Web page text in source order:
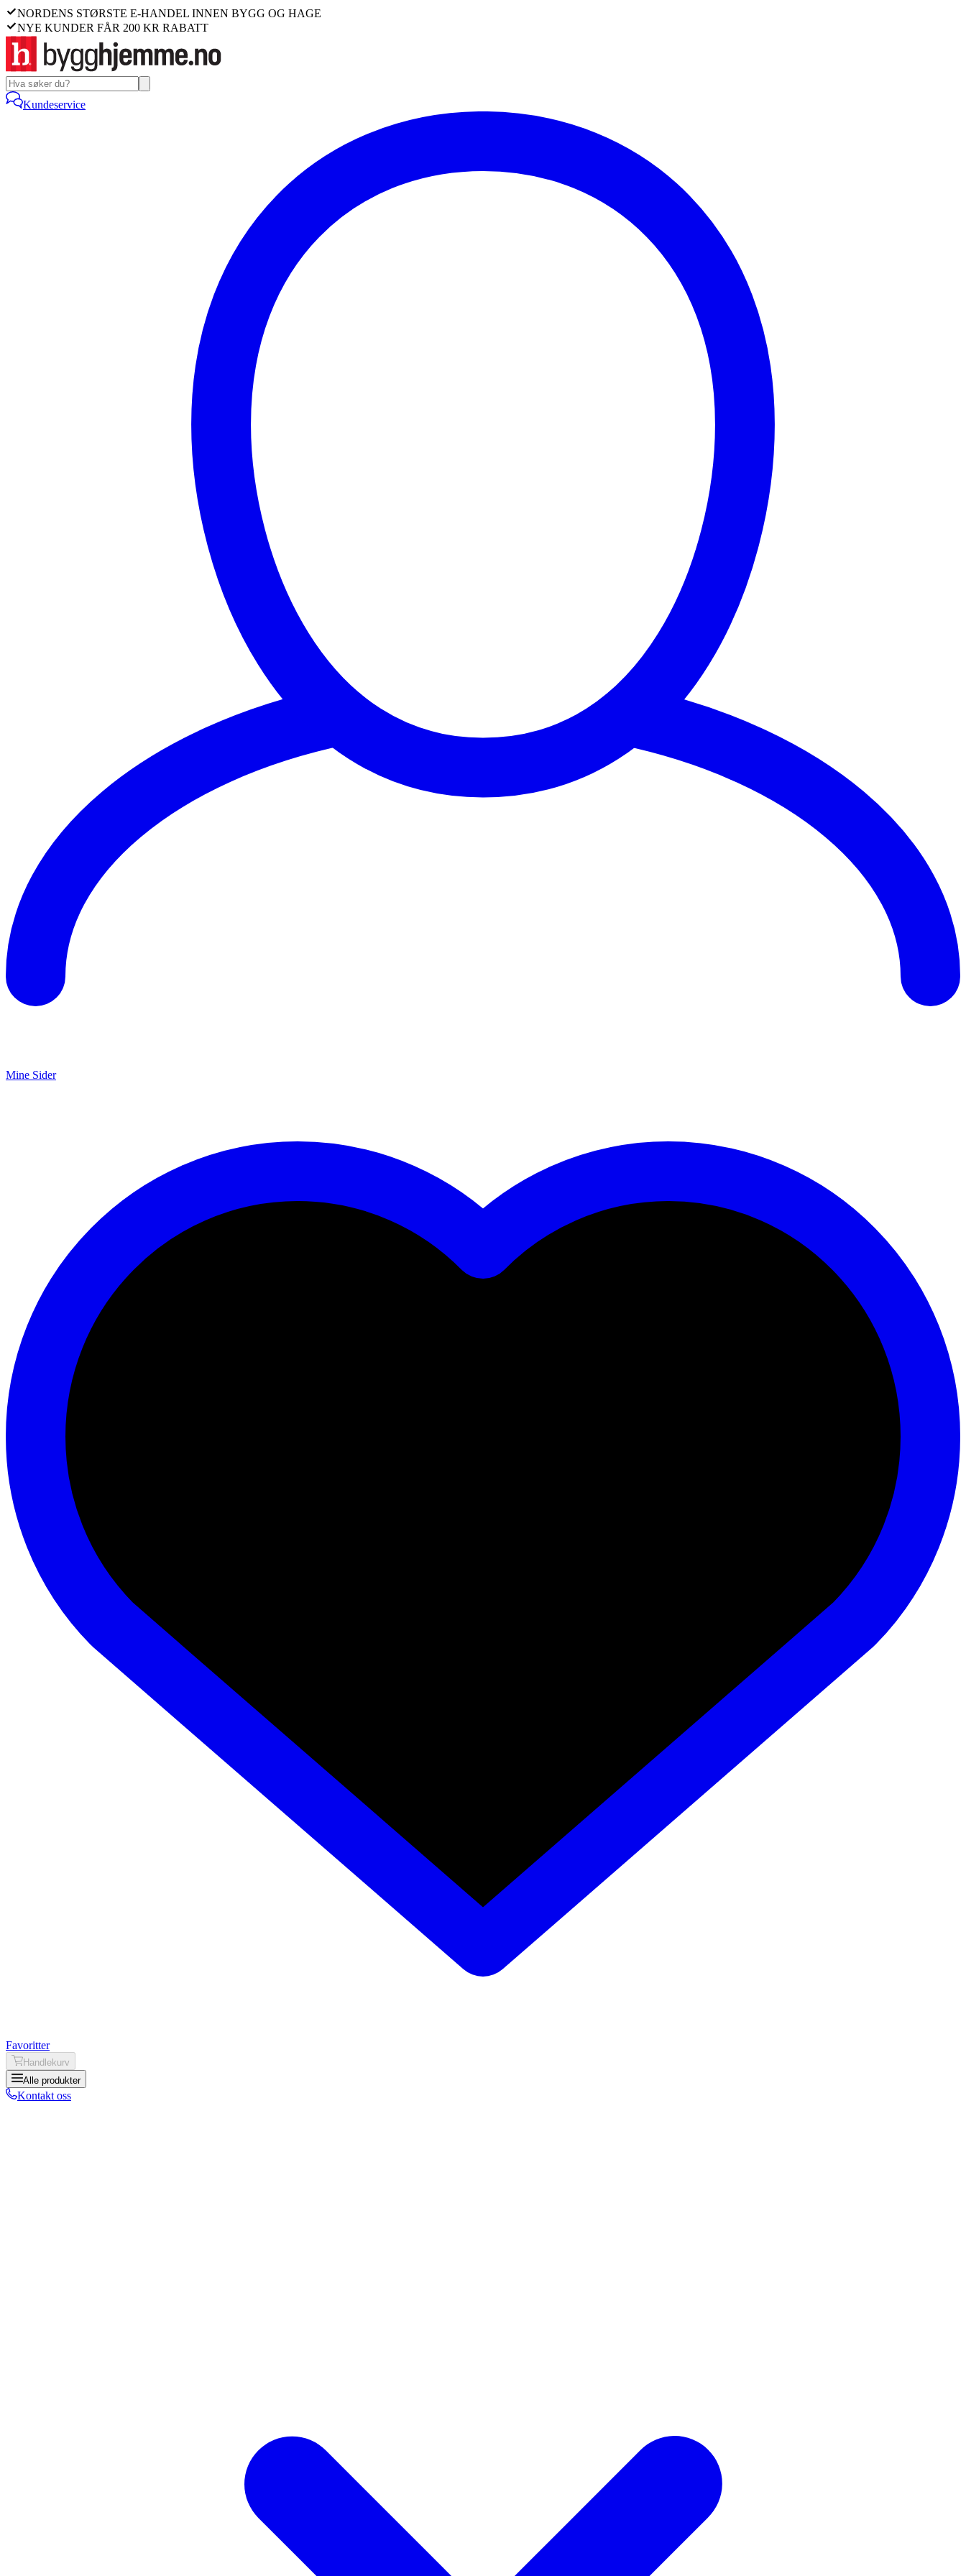
NORDENS STØRSTE E-HANDEL INNEN BYGG OG HAGE
NYE KUNDER FÅR 200 KR RABATT
Kundeservice
Mine Sider
Favoritter
Handlekurv
Alle produkter
Kontakt oss